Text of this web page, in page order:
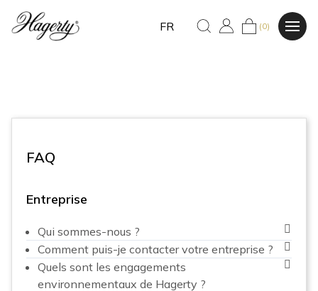
FR (0)
FAQ
Entreprise
Qui sommes-nous ?
Comment puis-je contacter votre entreprise ?
Quels sont les engagements
environnementaux de Hagerty ?